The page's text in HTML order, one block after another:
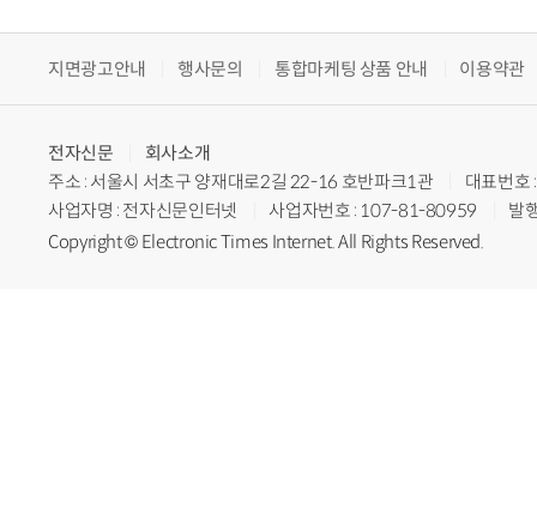
지면광고안내 행사문의 통합마케팅 상품 안내 이용약관
전자신문
회사소개
주소 : 서울시 서초구 양재대로2길 22-16 호반파크1관
대표번
사업자명 : 전자신문인터넷
사업자번호 : 107-81-80959
발
Copyright © Electronic Times Internet. All Rights Reserved.